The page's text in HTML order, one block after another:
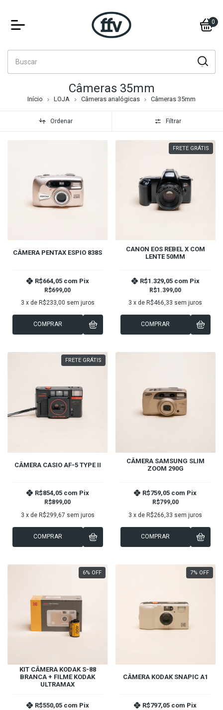
0
Câmeras 35mm
Início LOJA Câmeras analógicas Câmeras 35mm
Ordenar Filtrar
CÂMERA PENTAX ESPIO 838S
R$699,00
R$664,05 com Pix
3 x de R$233,00 sem juros
COMPRAR
FRETE GRÁTIS
CANON EOS REBEL X COM
LENTE 50MM
R$1.399,00
R$1.329,05 com Pix
3 x de R$466,33 sem juros
COMPRAR
FRETE GRÁTIS
CÂMERA CASIO AF-5 TYPE II
R$899,00
R$854,05 com Pix
3 x de R$299,67 sem juros
COMPRAR
CÂMERA SAMSUNG SLIM
ZOOM 290G
R$799,00
R$759,05 com Pix
3 x de R$266,33 sem juros
COMPRAR
6% OFF
KIT CÂMERA KODAK S-88
BRANCA + FILME KODAK
ULTRAMAX
R$550,05 com Pix
7% OFF
CÂMERA KODAK SNAPIC A1
R$797,05 com Pix